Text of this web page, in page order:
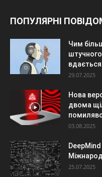
ПОПУЛЯРНІ
Чим
29.07.2025
Нова
двома
03.08.2025
25.07.2025